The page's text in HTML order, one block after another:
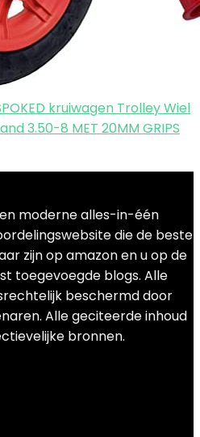
kruiwagen Trolley Wiel
3.50-8 MET 20MM GRIPS
moderne alles-in-één
die de beste
zijn op amazon en u op de
toegevoegde blogs. Alle
beschermd door
Alle geciteerde inhoud
bronnen.